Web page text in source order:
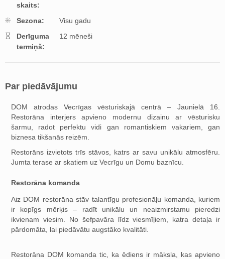
skaits:
Sezona:
Visu gadu
Derīguma
termiņš:
12 mēneši
Par piedāvājumu
DOM atrodas Vecrīgas vēsturiskajā centrā – Jaunielā 16.
Restorāna interjers apvieno modernu dizainu ar vēsturisku
šarmu, radot perfektu vidi gan romantiskiem vakariem, gan
biznesa tikšanās reizēm.
Restorāns izvietots trīs stāvos, katrs ar savu unikālu atmosfēru.
Jumta terase ar skatiem uz Vecrīgu un Domu baznīcu.
Restorāna komanda
Aiz DOM restorāna stāv talantīgu profesionāļu komanda, kuriem
ir kopīgs mērķis – radīt unikālu un neaizmirstamu pieredzi
ikvienam viesim. No šefpavāra līdz viesmīļiem, katra detaļa ir
pārdomāta, lai piedāvātu augstāko kvalitāti.
Restorāna DOM komanda tic, ka ēdiens ir māksla, kas apvieno